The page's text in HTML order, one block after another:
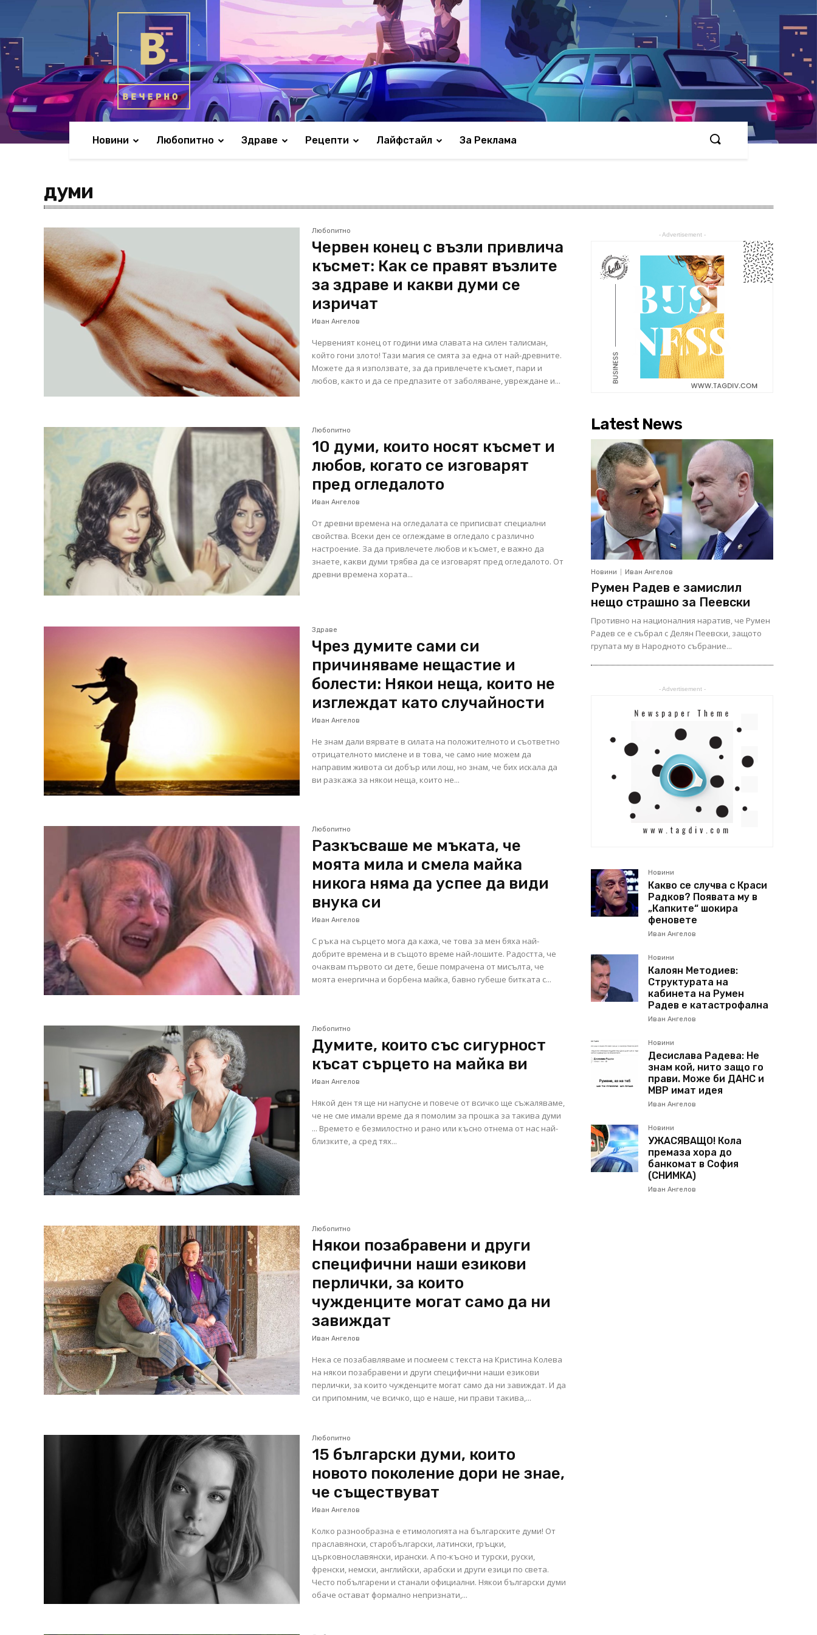
Новини Любопитно Здраве Рецепти Лайфстайл За Реклама
думи
Любопитно
Червен конец с възли привлича
късмет: Как се правят възлите
за здраве и какви думи се
изричат
Иван Ангелов
Червеният конец от години има славата на силен талисман,
който гони злото! Тази магия се смята за една от най-древните.
Можете да я използвате, за да привлечете късмет, пари и
любов, както и да се предпазите от заболяване, увреждане и...
Любопитно
10 думи, които носят късмет и
любов, когато се изговарят
пред огледалото
Иван Ангелов
От древни времена на огледалата се приписват специални
свойства. Всеки ден се оглеждаме в огледало с различно
настроение. За да привлечете любов и късмет, е важно да
знаете, какви думи трябва да се изговарят пред огледалото. От
древни времена хората...
Здраве
Чрез думите сами си
причиняваме нещастие и
болести: Някои неща, които не
изглеждат като случайности
Иван Ангелов
Не знам дали вярвате в силата на положителното и съответно
отрицателното мислене и в това, че само ние можем да
направим живота си добър или лош, но знам, че бих искала да
ви разкажа за някои неща, които не...
Любопитно
Разкъсваше ме мъката, че
моята мила и смела майка
никога няма да успее да види
внука си
Иван Ангелов
С ръка на сърцето мога да кажа, че това за мен бяха най-
добрите времена и в същото време най-лошите. Радостта, че
очаквам първото си дете, беше помрачена от мисълта, че
моята енергична и борбена майка, бавно губеше битката с...
Любопитно
Думите, които със сигурност
късат сърцето на майка ви
Иван Ангелов
Някой ден тя ще ни напусне и повече от всичко ще съжаляваме,
че не сме имали време да я помолим за прошка за такива думи
... Времето е безмилостно и рано или късно отнема от нас най-
близките, а сред тях...
Любопитно
Някои позабравени и други
специфични наши езикови
перлички, за които
чужденците могат само да ни
завиждат
Иван Ангелов
Нека се позабавляваме и посмеем с текста на Кристина Колева
на някои позабравени и други специфични наши езикови
перлички, за които чужденците могат само да ни завиждат. И да
си припомним, че всичко, що е наше, ни прави такива,...
Любопитно
15 български думи, които
новото поколение дори не знае,
че съществуват
Иван Ангелов
Колко разнообразна е етимологията на българските думи! От
праславянски, старобългарски, латински, гръцки,
църковнославянски, ирански. А по-късно и турски, руски,
френски, немски, английски, арабски и други езици по света.
Често побългарени и станали официални. Някои български думи
обаче остават формално непризнати,...
- Advertisement -
Latest News
Новини Иван Ангелов
Румен Радев е замислил
нещо страшно за Пеевски
Противно на националния наратив, че Румен
Радев се е събрал с Делян Пеевски, защото
групата му в Народното събрание...
- Advertisement -
Новини
Какво се случва с Краси
Радков? Появата му в
„Капките“ шокира
феновете
Иван Ангелов
Новини
Калоян Методиев:
Структурата на
кабинета на Румен
Радев е катастрофална
Иван Ангелов
Новини
Десислава Радева: Не
знам кой, нито защо го
прави. Може би ДАНС и
МВР имат идея
Иван Ангелов
Новини
УЖАСЯВАЩО! Кола
премаза хора до
банкомат в София
(СНИМКА)
Иван Ангелов